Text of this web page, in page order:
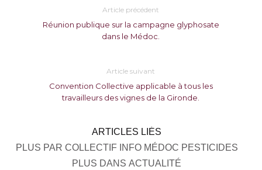
Article précédent
Réunion publique sur la campagne glyphosate
dans le Médoc.
Article suivant
Convention Collective applicable à tous les
travailleurs des vignes de la Gironde.
ARTICLES LIÉS
PLUS PAR COLLECTIF INFO MÉDOC PESTICIDES
PLUS DANS ACTUALITÉ